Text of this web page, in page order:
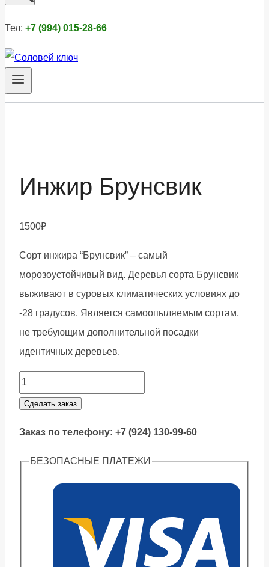
Тел: +7 (994) 015-28-66
Инжир Брунсвик
1500₽
Сорт инжира “Брунсвик” – самый
морозоустойчивый вид. Деревья сорта Брунсвик
выживают в суровых климатических условиях до
-28 градусов. Является самоопыляемым сортам,
не требующим дополнительной посадки
идентичных деревьев.
Инжир
Брунсвик
Сделать заказ
Заказ по телефону: +7 (924) 130-99-60
БЕЗОПАСНЫЕ ПЛАТЕЖИ